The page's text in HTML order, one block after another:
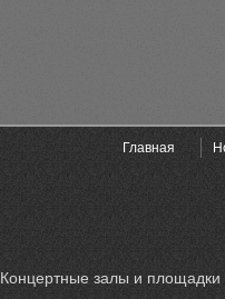
Главная
Концертные залы и площадки